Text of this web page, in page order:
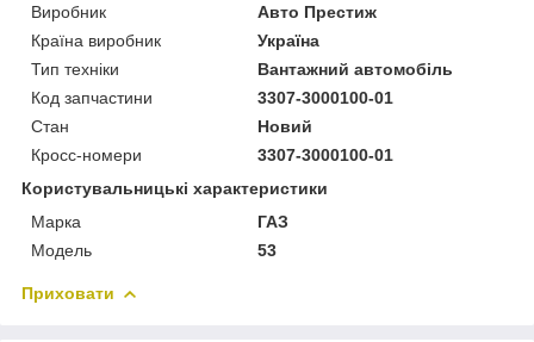
Виробник
Авто Престиж
Країна виробник
Україна
Тип техніки
Вантажний автомобіль
Код запчастини
3307-3000100-01
Стан
Новий
Кросс-номери
3307-3000100-01
Користувальницькі характеристики
Марка
ГАЗ
Модель
53
Приховати